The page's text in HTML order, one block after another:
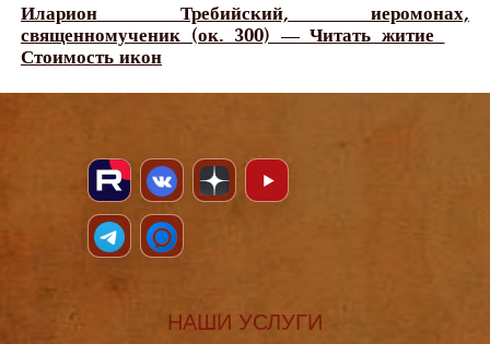
Иларион Требийский, иеромонах,
священномученик (ок. 300) — Читать житие
Стоимость икон
НАШИ УСЛУГИ